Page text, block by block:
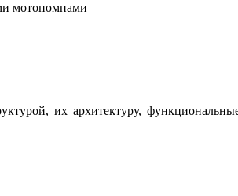
мотопомпами
их архитектуру,